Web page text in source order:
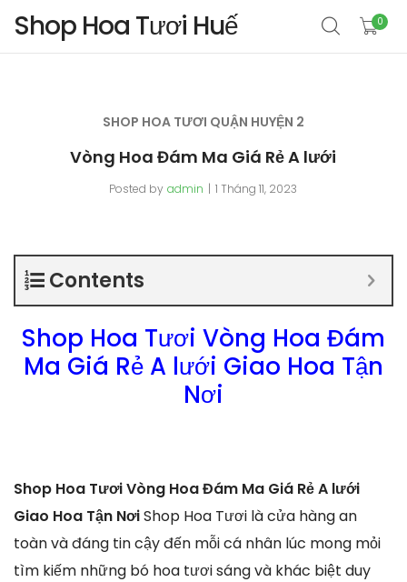
Shop Hoa Tươi Huế 0
SHOP HOA TƯƠI QUẬN HUYỆN 2
Vòng Hoa Đám Ma Giá Rẻ A lưới
Posted by admin 1 Tháng 11, 2023
Contents
Shop Hoa Tươi Vòng Hoa Đám
Ma Giá Rẻ A lưới Giao Hoa Tận
Nơi
Shop Hoa Tươi Vòng Hoa Đám Ma Giá Rẻ A lưới
Giao Hoa Tận NơiShop Hoa Tươi là cửa hàng an
toàn và đáng tin cậy đến mỗi cá nhân lúc mong mỏi
tìm kiếm những bó hoa tươi sáng và khác biệt duy